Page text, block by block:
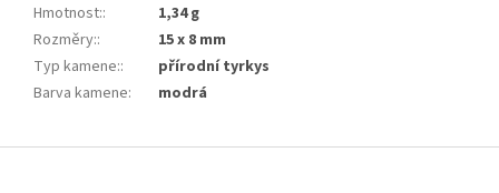
Hmotnost::
1,34 g
Rozměry::
15 x 8 mm
Typ kamene::
přírodní tyrkys
Barva kamene: modrá